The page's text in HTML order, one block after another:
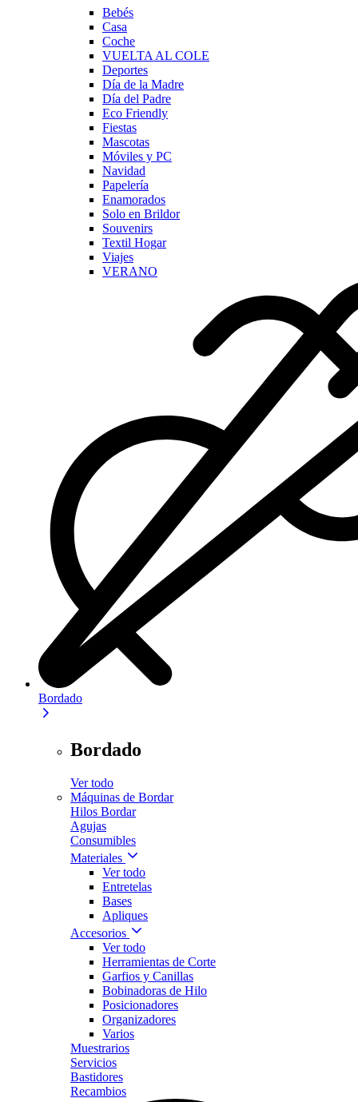
Bebés
Casa
Coche
VUELTA AL COLE
Deportes
Día de la Madre
Día del Padre
Eco Friendly
Fiestas
Mascotas
Móviles y PC
Navidad
Papelería
Enamorados
Solo en Brildor
Souvenirs
Textil Hogar
Viajes
VERANO
Bordado
Bordado
Ver todo
Máquinas de Bordar
Hilos Bordar
Agujas
Consumibles
Materiales
Ver todo
Entretelas
Bases
Apliques
Accesorios
Ver todo
Herramientas de Corte
Garfios y Canillas
Bobinadoras de Hilo
Posicionadores
Organizadores
Varios
Muestrarios
Servicios
Bastidores
Recambios